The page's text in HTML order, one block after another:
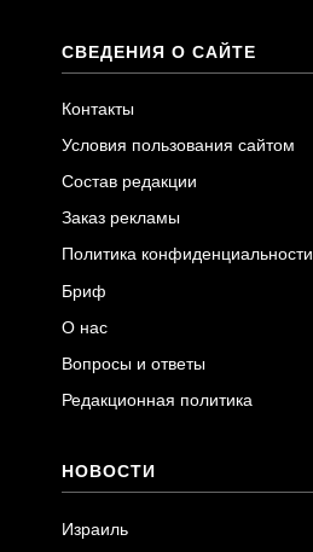
СВЕДЕНИЯ О САЙТЕ
Контакты
Условия пользования сайтом
Состав редакции
Заказ рекламы
Политика конфиденциальности
Бриф
О нас
Вопросы и ответы
Редакционная политика
НОВОСТИ
Израиль